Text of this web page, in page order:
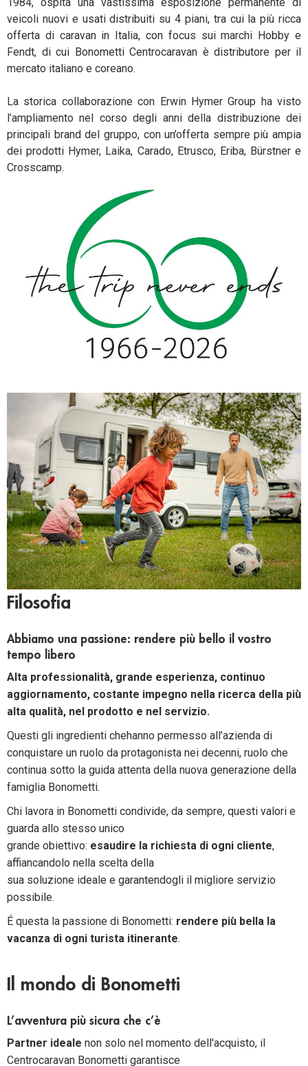
veicoli nuovi e usati distribuiti su 4 piani, tra cui la più ricca
offerta di caravan in Italia, con focus sui marchi Hobby e
Fendt, di cui Bonometti Centrocaravan è distributore per il
mercato italiano e coreano.
La storica collaborazione con Erwin Hymer Group ha visto
l’ampliamento nel corso degli anni della distribuzione dei
principali brand del gruppo, con un’offerta sempre più ampia
dei prodotti Hymer, Laika, Carado, Etrusco, Eriba, Bürstner e
Crosscamp.
Filosofia
Abbiamo una passione: rendere più bello il vostro
tempo libero
Alta professionalità, grande esperienza, continuo
aggiornamento, costante impegno nella ricerca della più
alta qualità, nel prodotto e nel servizio.
Questi gli ingredienti chehanno permesso all’azienda di
conquistare un ruolo da protagonista nei decenni, ruolo che
continua sotto la guida attenta della nuova generazione della
famiglia Bonometti.
Chi lavora in Bonometti condivide, da sempre, questi valori e
guarda allo stesso unico
grande obiettivo: esaudire la richiesta di ogni cliente,
affiancandolo nella scelta della
sua soluzione ideale e garantendogli il migliore servizio
possibile.
É questa la passione di Bonometti: rendere più bella la
vacanza di ogni turista itinerante.
Il mondo di Bonometti
L’avventura più sicura che c’è
Partner ideale non solo nel momento dell'acquisto, il
Centrocaravan Bonometti garantisce